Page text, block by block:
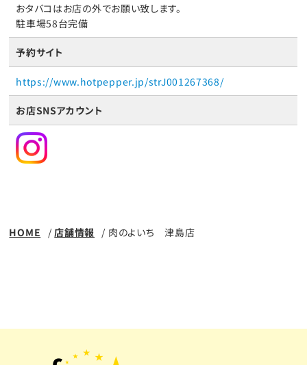
おタバコはお店の外でお願い致します。
駐車場58台完備
予約サイト
https://www.hotpepper.jp/strJ001267368/
お店SNSアカウント
HOME 店舗情報 肉のよいち 津島店